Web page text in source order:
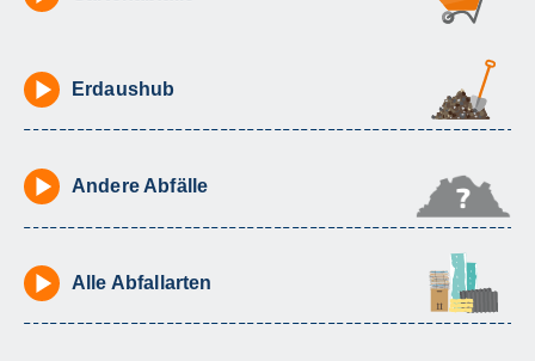
Erdaushub
Andere Abfälle
Alle Abfallarten